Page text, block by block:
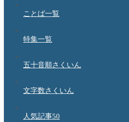
ことば一覧
特集一覧
五十音順さくいん
文字数さくいん
人気記事50